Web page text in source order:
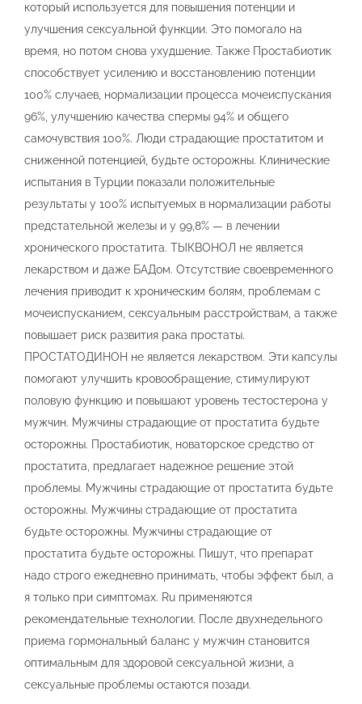
который используется для повышения потенции и
улучшения сексуальной функции. Это помогало на
время, но потом снова ухудшение. Также Простабиотик
способствует усилению и восстановлению потенции
100% случаев, нормализации процесса мочеиспускания
96%, улучшению качества спермы 94% и общего
самочувствия 100%. Люди страдающие простатитом и
сниженной потенцией, будьте осторожны. Клинические
испытания в Турции показали положительные
результаты у 100% испытуемых в нормализации работы
предстательной железы и у 99,8% — в лечении
хронического простатита. ТЫКВОНОЛ не является
лекарством и даже БАДом. Отсутствие своевременного
лечения приводит к хроническим болям, проблемам с
мочеиспусканием, сексуальным расстройствам, а также
повышает риск развития рака простаты.
ПРОСТАТОДИНОН не является лекарством. Эти капсулы
помогают улучшить кровообращение, стимулируют
половую функцию и повышают уровень тестостерона у
мужчин. Мужчины страдающие от простатита будьте
осторожны. Простабиотик, новаторское средство от
простатита, предлагает надежное решение этой
проблемы. Мужчины страдающие от простатита будьте
осторожны. Мужчины страдающие от простатита
будьте осторожны. Мужчины страдающие от
простатита будьте осторожны. Пишут, что препарат
надо строго ежедневно принимать, чтобы эффект был, а
я только при симптомах. Ru применяются
рекомендательные технологии. После двухнедельного
приема гормональный баланс у мужчин становится
оптимальным для здоровой сексуальной жизни, а
сексуальные проблемы остаются позади.